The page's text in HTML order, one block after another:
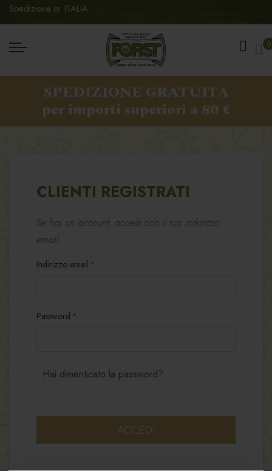
Spedizione in: ITALIA
0
SPEDIZIONE GRATUITA
per importi superiori a 80 €
CLIENTI REGISTRATI
Se hai un account, accedi con il tuo indirizzo
email.
Indirizzo email
Password
ACCEDI
Hai dimenticato la password?